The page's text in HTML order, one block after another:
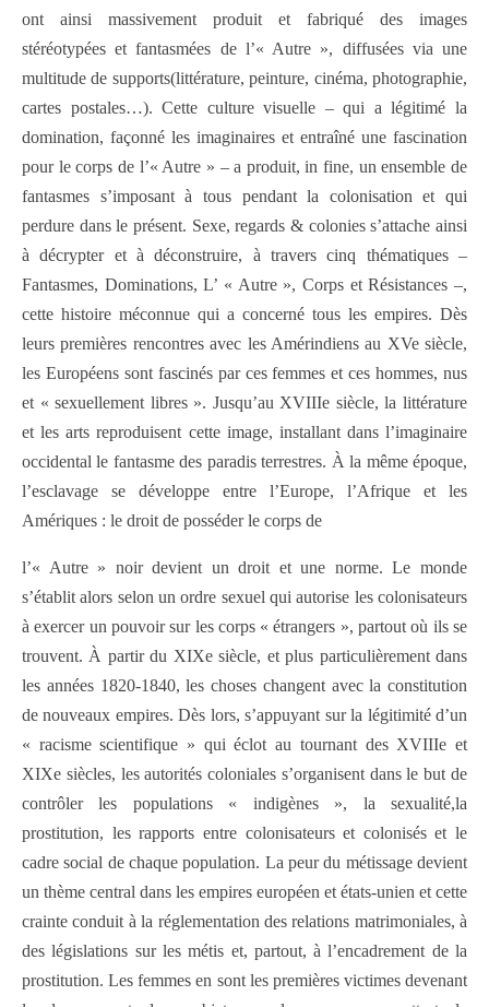
ont ainsi massivement produit et fabriqué des images
stéréotypées et fantasmées de l’« Autre », diffusées via une
multitude de supports(littérature, peinture, cinéma, photographie,
cartes postales…). Cette culture visuelle – qui a légitimé la
domination, façonné les imaginaires et entraîné une fascination
pour le corps de l’« Autre » – a produit, in fine, un ensemble de
fantasmes s’imposant à tous pendant la colonisation et qui
perdure dans le présent. Sexe, regards & colonies s’attache ainsi
à décrypter et à déconstruire, à travers cinq thématiques –
Fantasmes, Dominations, L’ « Autre », Corps et Résistances –,
cette histoire méconnue qui a concerné tous les empires. Dès
leurs premières rencontres avec les Amérindiens au XVe siècle,
les Européens sont fascinés par ces femmes et ces hommes, nus
et « sexuellement libres ». Jusqu’au XVIIIe siècle, la littérature
et les arts reproduisent cette image, installant dans l’imaginaire
occidental le fantasme des paradis terrestres. À la même époque,
l’esclavage se développe entre l’Europe, l’Afrique et les
Amériques : le droit de posséder le corps de
l’« Autre » noir devient un droit et une norme. Le monde
s’établit alors selon un ordre sexuel qui autorise les colonisateurs
à exercer un pouvoir sur les corps « étrangers », partout où ils se
trouvent. À partir du XIXe siècle, et plus particulièrement dans
les années 1820-1840, les choses changent avec la constitution
de nouveaux empires. Dès lors, s’appuyant sur la légitimité d’un
« racisme scientifique » qui éclot au tournant des XVIIIe et
XIXe siècles, les autorités coloniales s’organisent dans le but de
contrôler les populations « indigènes », la sexualité,la
prostitution, les rapports entre colonisateurs et colonisés et le
cadre social de chaque population. La peur du métissage devient
un thème central dans les empires européen et états-unien et cette
crainte conduit à la réglementation des relations matrimoniales, à
des législations sur les métis et, partout, à l’encadrement de la
prostitution. Les femmes en sont les premières victimes devenant